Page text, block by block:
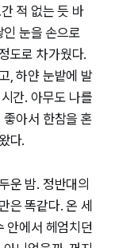
적 없는 듯 바
눈을 손으로
도로 차가웠다.
, 하얀 눈밭에 발
간. 아무도 나를
아서 한참을 혼
다.
운 밤. 정반대의
은 똑같다. 온 세
안에서 헤엄치던